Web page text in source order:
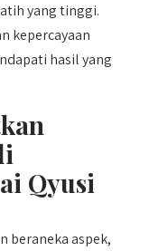
yang tinggi.
kepercayaan
hasil yang
Qyusi
beraneka aspek,